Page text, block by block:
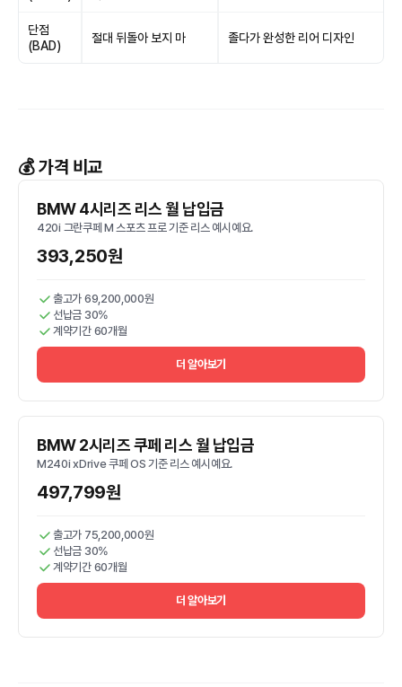
단점
(BAD)
절대 뒤돌아 보지 마 졸다가 완성한 리어 디자인
💰 가격 비교
BMW 4시리즈 리스 월 납입금
420i 그란쿠페 M 스포츠 프로 기준 리스 예시예요.
393,250원
출고가 69,200,000원
선납금 30%
계약기간 60개월
더 알아보기
BMW 2시리즈 쿠페 리스 월 납입금
M240i xDrive 쿠페 OS 기준 리스 예시예요.
497,799원
출고가 75,200,000원
선납금 30%
계약기간 60개월
더 알아보기